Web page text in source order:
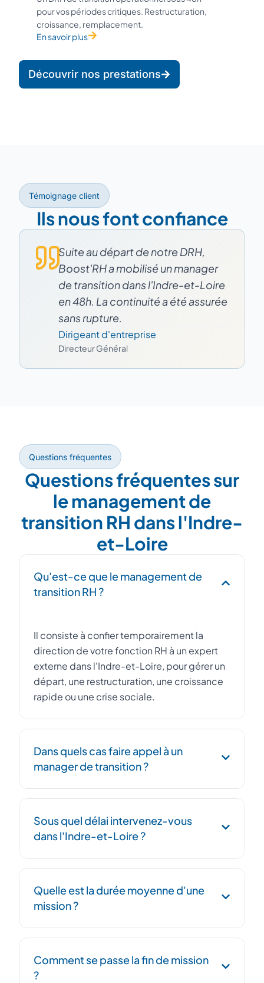
pour vos périodes critiques. Restructuration,
croissance, remplacement.
En savoir plus
Découvrir nos prestations
Témoignage client
Ils nous font confiance
Suite au départ de notre DRH,
Boost'RH a mobilisé un manager
de transition dans l'Indre-et-Loire
en 48h. La continuité a été assurée
sans rupture.
Dirigeant d'entreprise
Directeur Général
Questions fréquentes
Questions fréquentes sur
le management de
transition RH dans l'Indre-
et-Loire
Qu'est-ce que le management de
transition RH ?
Il consiste à confier temporairement la
direction de votre fonction RH à un expert
externe dans l'Indre-et-Loire, pour gérer un
départ, une restructuration, une croissance
rapide ou une crise sociale.
Dans quels cas faire appel à un
manager de transition ?
d'un PSE, intégration post-acquisition, mise
en conformité sociale, ou structuration RH
lors d'une forte croissance.
Sous quel délai intervenez-vous
dans l'Indre-et-Loire ?
RH sous 48h. Notre réseau en Centre-Val de
Loire nous permet une réactivité maximale.
Quelle est la durée moyenne d'une
mission ?
temporaire à 12-18 mois pour une
transformation RH. La durée est ajustable
Comment se passe la fin de mission
?